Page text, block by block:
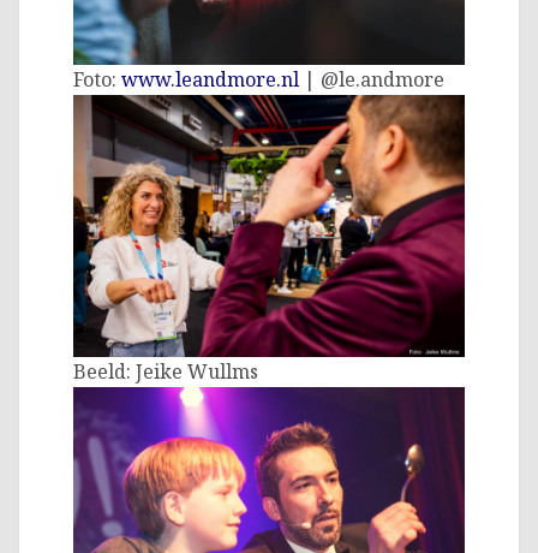
Foto: www.leandmore.nl | @le.andmore
Beeld: Jeike Wullms